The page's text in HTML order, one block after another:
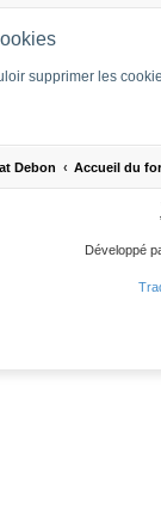
supprimer les
Debon Accueil du
Développé